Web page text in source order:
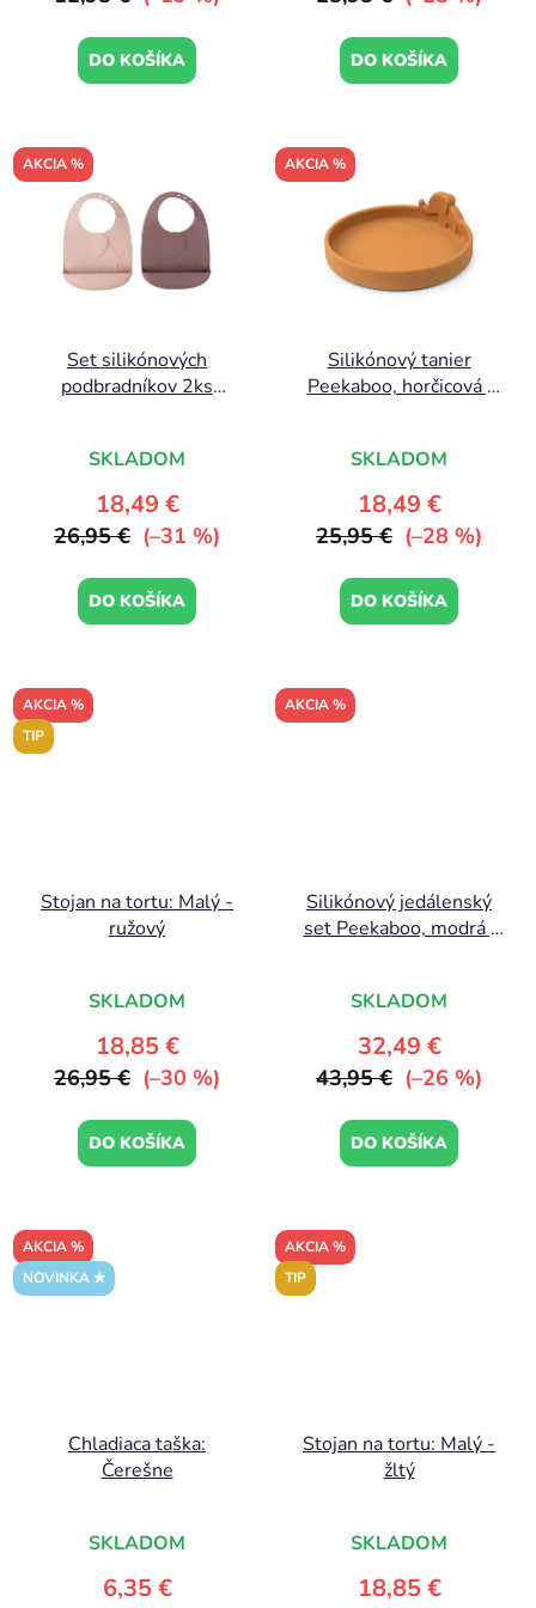
DO KOŠÍKA DO KOŠÍKA
AKCIA %
Set silikónových
podbradníkov 2ks
SKLADOM
18,49 €
26,95 € (–31 %)
DO KOŠÍKA
AKCIA %
Silikónový tanier
Peekaboo, horčicová |
SKLADOM
18,49 €
25,95 € (–28 %)
DO KOŠÍKA
AKCIA %
TIP
Stojan na tortu: Malý -
ružový
SKLADOM
18,85 €
26,95 € (–30 %)
DO KOŠÍKA
AKCIA %
Silikónový jedálenský
set Peekaboo, modrá |
SKLADOM
32,49 €
43,95 € (–26 %)
DO KOŠÍKA
AKCIA %
NOVINKA ✮
Chladiaca taška:
Čerešne
SKLADOM
6,35 €
AKCIA %
TIP
Stojan na tortu: Malý -
žltý
SKLADOM
18,85 €